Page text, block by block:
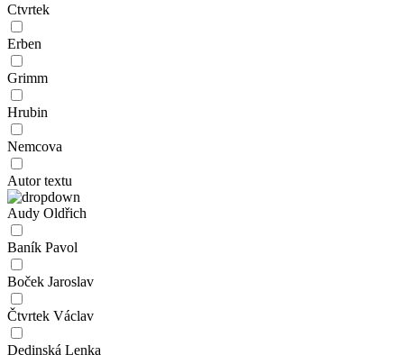
Ctvrtek
Erben
Grimm
Hrubin
Nemcova
Autor textu
Audy Oldřich
Baník Pavol
Boček Jaroslav
Čtvrtek Václav
Dedinská Lenka